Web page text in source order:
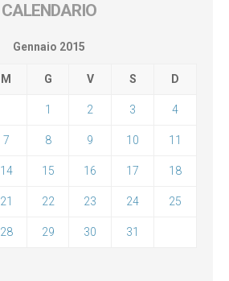
CALENDARIO
Gennaio 2015
M G V S D
1 2 3 4
7 8 9 10 11
14 15 16 17 18
21 22 23 24 25
28 29 30 31